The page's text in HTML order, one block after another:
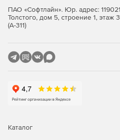
выполнять операции с
агрегирование,
ПАО «Софтлайн». Юр. адрес:
Толстого, дом 5, строение 1,
(А-311)
Каталог